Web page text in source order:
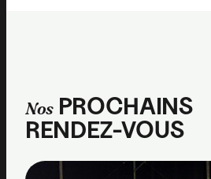
Nos PROCHAINS
RENDEZ-VOUS